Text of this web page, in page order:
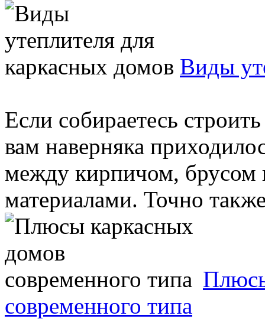
Виды
Если собираетесь
вам наверняка
между кирпичом,
материалами. Точно
современного типа